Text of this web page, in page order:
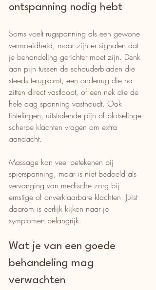
ontspanning nodig hebt
Soms voelt rugspanning als een gewone
vermoeidheid, maar zijn er signalen dat
je behandeling gerichter moet zijn. Denk
aan pijn tussen de schouderbladen die
steeds terugkomt, een onderrug die na
zitten direct vastloopt, of een nek die de
hele dag spanning vasthoudt. Ook
tintelingen, uitstralende pijn of plotselinge
scherpe klachten vragen om extra
aandacht.
Massage kan veel betekenen bij
spierspanning, maar is niet bedoeld als
vervanging van medische zorg bij
ernstige of onverklaarbare klachten. Juist
daarom is eerlijk kijken naar je
symptomen belangrijk.
Wat je van een goede
behandeling mag
verwachten